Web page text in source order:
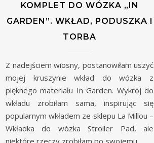
KOMPLET DO WÓZKA „IN
GARDEN”. WKŁAD, PODUSZKA I
TORBA
Z nadejściem wiosny, postanowiłam uszyć
mojej kruszynie wkład do wózka z
pięknego materiału In Garden. Wykrój do
wkładu zrobiłam sama, inspirując się
popularnym wkładem ze sklepu La Millou –
Wkładka do wózka Stroller Pad, ale